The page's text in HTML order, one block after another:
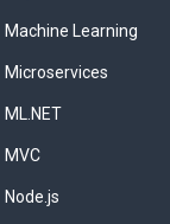
Machine Learning
Microservices
ML.NET
MVC
Node.js